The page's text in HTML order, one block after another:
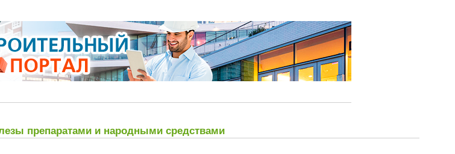
препаратами и народными средствами